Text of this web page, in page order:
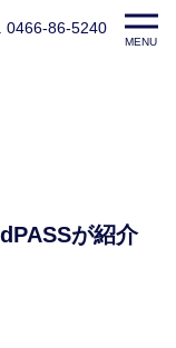
0466-86-5240
MENU
ク】にて2ndPASSが紹
が紹介